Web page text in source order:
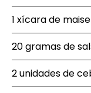
1 xícara de
20 gramas de
2 unidades de